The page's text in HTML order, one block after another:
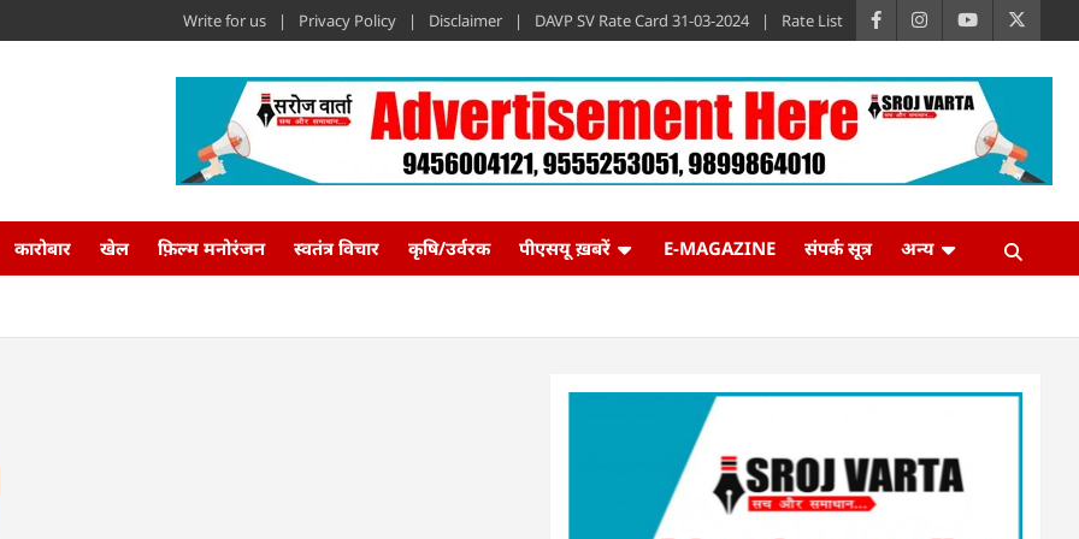
Write for us Privacy Policy Disclaimer DAVP SV Rate Card 31-03-2024 Rate List
कारोबार खेल फ़िल्म मनोरंजन स्वतंत्र विचार कृषि/उर्वरक पीएसयू ख़बरें E-MAGAZINE संपर्क सूत्र अन्य